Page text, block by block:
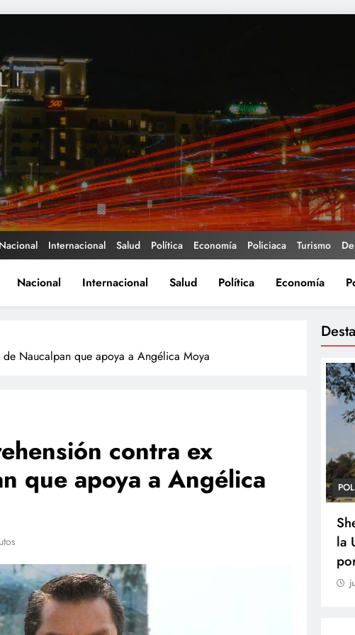
Nacional Internacional Salud Política Economía Policiaca Turismo
Nacional Internacional Salud Política Economía
Naucalpan que apoya a Angélica Moya
contra ex
que apoya a Angélica
a finales
POLICIACA
carretera Obregón-Empalme
julio 28, 2026
de